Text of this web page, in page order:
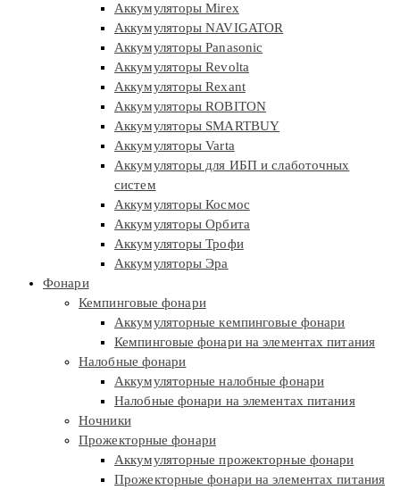
Аккумуляторы Mirex
Аккумуляторы NAVIGATOR
Аккумуляторы Panasonic
Аккумуляторы Revolta
Аккумуляторы Rexant
Аккумуляторы ROBITON
Аккумуляторы SMARTBUY
Аккумуляторы Varta
Аккумуляторы для ИБП и слаботочных
систем
Аккумуляторы Космос
Аккумуляторы Орбита
Аккумуляторы Трофи
Аккумуляторы Эра
Фонари
Кемпинговые фонари
Аккумуляторные кемпинговые фонари
Кемпинговые фонари на элементах питания
Налобные фонари
Аккумуляторные налобные фонари
Налобные фонари на элементах питания
Ночники
Прожекторные фонари
Аккумуляторные прожекторные фонари
Прожекторные фонари на элементах питания